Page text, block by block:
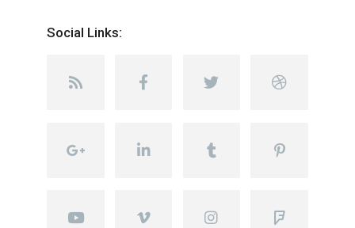
Social Links: